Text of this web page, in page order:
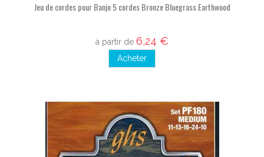
Jeu de cordes pour Banjo 5 cordes Bronze Bluegrass Earthwood
à partir de 6,24 €
Acheter